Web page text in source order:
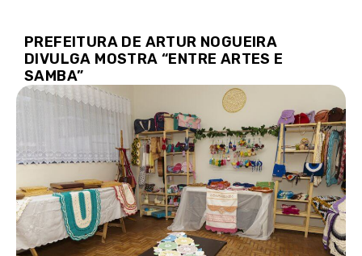
PREFEITURA DE ARTUR NOGUEIRA
DIVULGA MOSTRA “ENTRE ARTES E
SAMBA”